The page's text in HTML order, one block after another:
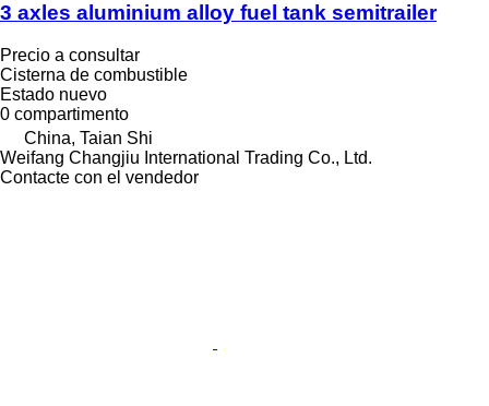
3 axles aluminium alloy fuel tank semitrailer
Precio a consultar
Cisterna de combustible
Estado nuevo
0 compartimento
China, Taian Shi
Weifang Changjiu International Trading Co., Ltd.
Contacte con el vendedor